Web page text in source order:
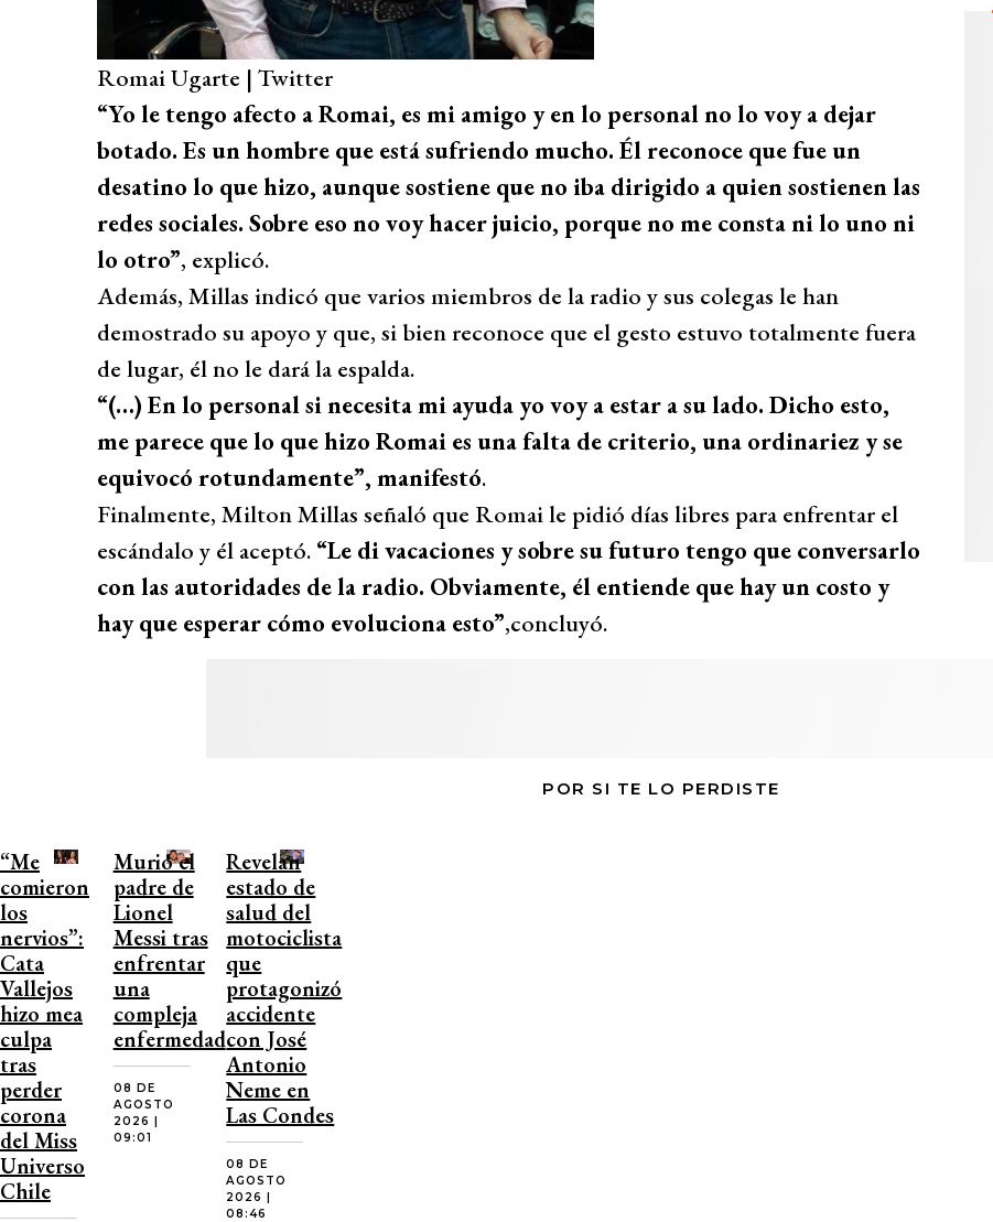
Romai Ugarte | Twitter
“Yo le tengo afecto a Romai, es mi amigo y en lo personal no lo voy a dejar
botado. Es un hombre que está sufriendo mucho. Él reconoce que fue un
desatino lo que hizo, aunque sostiene que no iba dirigido a quien sostienen las
redes sociales. Sobre eso no voy hacer juicio, porque no me consta ni lo uno ni
lo otro”, explicó.
Además, Millas indicó que varios miembros de la radio y sus colegas le han
demostrado su apoyo y que, si bien reconoce que el gesto estuvo totalmente fuera
de lugar, él no le dará la espalda.
“(…) En lo personal si necesita mi ayuda yo voy a estar a su lado. Dicho esto,
me parece que lo que hizo Romai es una falta de criterio, una ordinariez y se
equivocó rotundamente”, manifestó.
Finalmente, Milton Millas señaló que Romai le pidió días libres para enfrentar el
escándalo y él aceptó. “Le di vacaciones y sobre su futuro tengo que conversarlo
con las autoridades de la radio. Obviamente, él entiende que hay un costo y
hay que esperar cómo evoluciona esto”,concluyó.
POR SI TE LO PERDISTE
“Me
comieron
los
nervios”:
Cata
Vallejos
hizo mea
culpa
tras
perder
corona
del Miss
Universo
Chile
Murió el
padre de
Lionel
Messi tras
enfrentar
una
compleja
enfermedad
08 DE
AGOSTO
2026 |
09:01
Revelan
estado de
salud del
motociclista
que
protagonizó
accidente
con José
Antonio
Neme en
Las Condes
08 DE
AGOSTO
2026 |
08:46